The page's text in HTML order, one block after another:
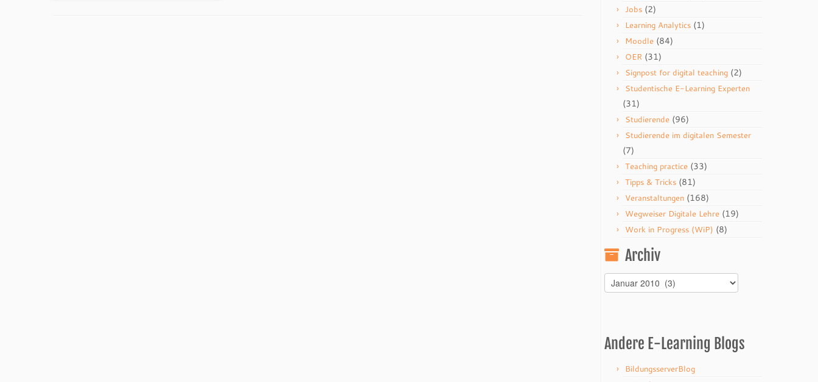
Jobs (2)
Learning Analytics (1)
Moodle (84)
OER (31)
Signpost for digital teaching (2)
Studentische E-Learning Experten
(31)
Studierende (96)
Studierende im digitalen Semester
(7)
Teaching practice (33)
Tipps & Tricks (81)
Veranstaltungen (168)
Wegweiser Digitale Lehre (19)
Work in Progress (WiP) (8)
Archiv
Archiv
Andere E-Learning Blogs
BildungsserverBlog